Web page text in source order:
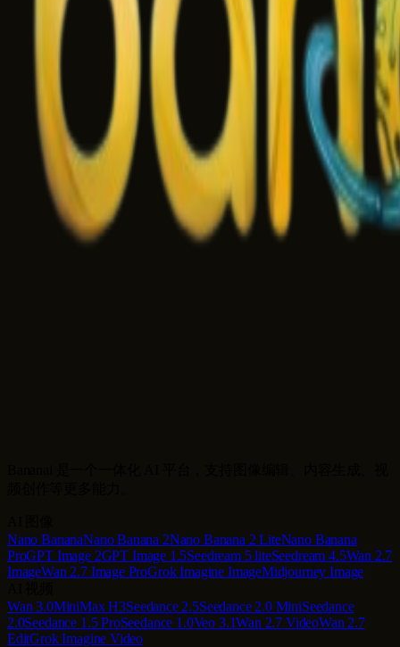
Nano BananaNano Banana 2Nano Banana 2 LiteNano Banana
ProGPT Image 2GPT Image 1.5Seedream 5 liteSeedream 4.5Wan 2.7
ImageWan 2.7 Image ProGrok Imagine ImageMidjourney Image
Wan 3.0MiniMax H3Seedance 2.5Seedance 2.0 MiniSeedance
2.0Seedance 1.5 ProSeedance 1.0Veo 3.1Wan 2.7 VideoWan 2.7
EditGrok Imagine Video